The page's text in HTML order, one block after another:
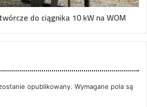
do ciągnika 10 kW na WOM
opublikowany. Wymagane pola są